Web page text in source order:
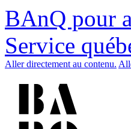
BAnQ pour
Service
Aller directement au contenu.